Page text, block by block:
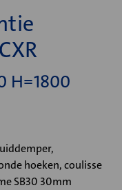
H=1800
hoeken, coulisse
SB30 30mm